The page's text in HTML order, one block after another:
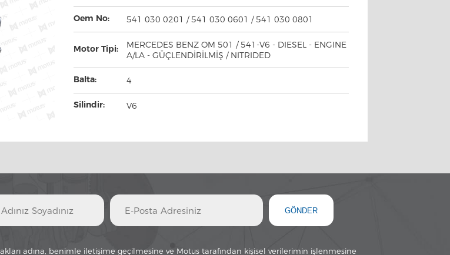
Oem No: 541 030 0201 / 541 030 0601 / 541 030 0801
Motor Tipi:
MERCEDES BENZ OM 501 / 541-V6 - DIESEL - ENGINE
A/LA - GÜÇLENDİRİLMİŞ / NITRIDED
Balta: 4
Silindir: V6
GÖNDER
adına, benimle iletişime geçilmesine ve Motus tarafından kişisel verilerimin işlenmesine